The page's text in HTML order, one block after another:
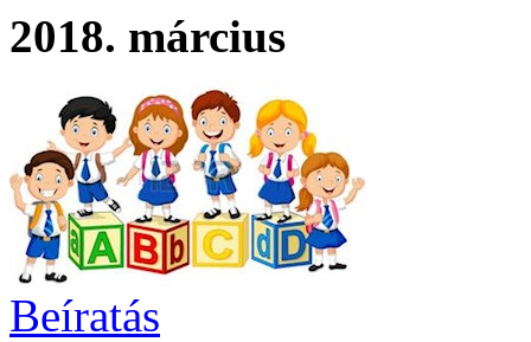
2018. március
Beíratás